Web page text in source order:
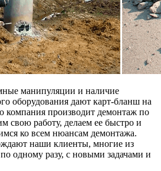
манипуляции и наличие
оборудования дают карт-бланш на
компания производит демонтаж по
работу, делаем ее быстро и
ко всем нюансам демонтажа.
наши клиенты, многие из
одному разу, с новыми задачами и